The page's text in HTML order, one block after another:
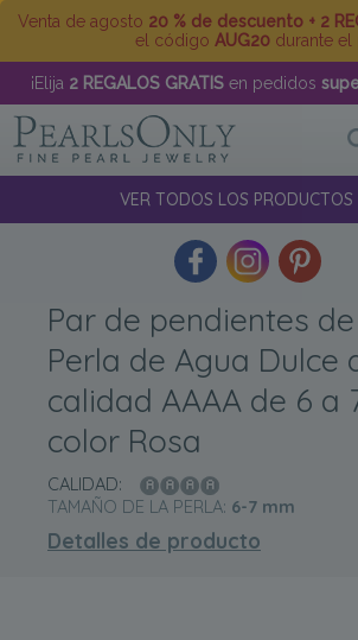
Venta de agosto 20 % de descuento + 2
el código AUG20durante el
¡Elija 2 REGALOS GRATIS en pedidos
VER TODOS LOS PRODUCTOS
Par de pendientes
Perla de Agua Dulce
calidad AAAA de 6 a
color Rosa
CALIDAD:
TAMAÑO DE LA PERLA: 6-7 mm
Detalles de producto